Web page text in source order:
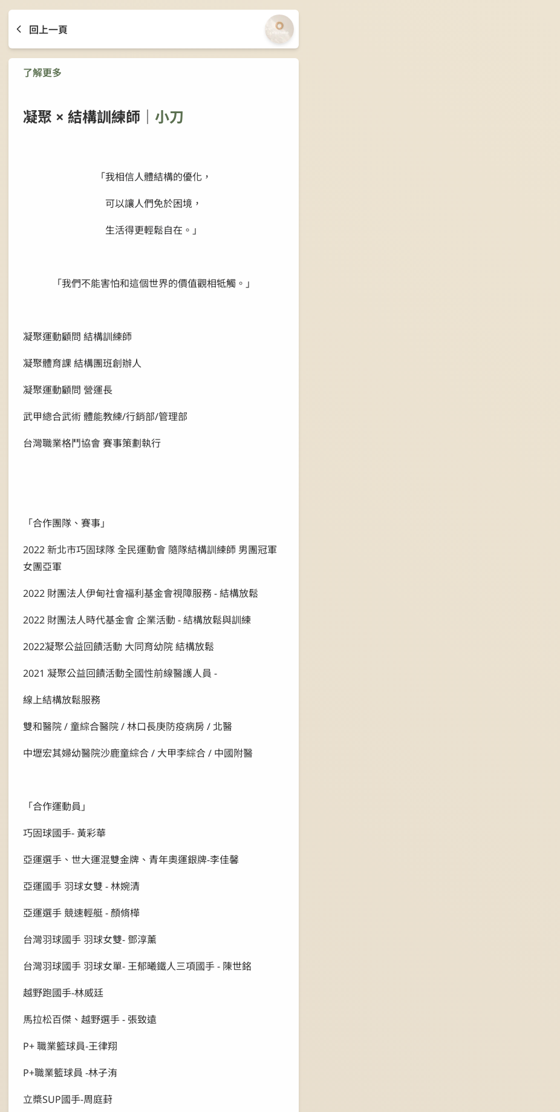
回上一頁
了解更多
凝聚 × 結構訓練師｜ 小刀
「我相信人體結構的優化，
可以讓人們免於困境，
生活得更輕鬆自在。」
「我們不能害怕和這個世界的價值觀相牴觸。」
凝聚運動顧問 結構訓練師
凝聚體育課 結構團班創辦人
凝聚運動顧問 營運長
武甲總合武術 體能教練/行銷部/管理部
台灣職業格鬥協會 賽事策劃執行
「合作團隊、賽事」
2022 新北市巧固球隊 全民運動會 隨隊結構訓練師 男團冠軍
女團亞軍
2022 財團法人伊甸社會福利基金會視障服務 - 結構放鬆
2022 財團法人時代基金會 企業活動 - 結構放鬆與訓練
2022凝聚公益回饋活動 大同育幼院 結構放鬆
2021 凝聚公益回饋活動全國性前線醫護人員 -
線上結構放鬆服務
雙和醫院 / 童綜合醫院 / 林口長庚防疫病房 / 北醫
中壢宏其婦幼醫院沙鹿童綜合 / 大甲李綜合 / 中國附醫
「合作運動員」
巧固球國手- 黃彩華
亞運選手、世大運混雙金牌、青年奧運銀牌-李佳馨
亞運國手 羽球女雙 - 林婉清
亞運選手 競速輕艇 - 顏脩樺
台灣羽球國手 羽球女雙- 鄧淳薰
台灣羽球國手 羽球女單- 王郁曦鐵人三項國手 - 陳世銘
越野跑國手-林威廷
馬拉松百傑、越野選手 - 張致遠
P+ 職業籃球員-王律翔
P+職業籃球員 -林子洧
立槳SUP國手-周庭葑